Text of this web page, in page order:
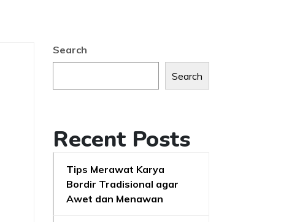
Search
Search
Recent Posts
Tips Merawat Karya
Bordir Tradisional agar
Awet dan Menawan